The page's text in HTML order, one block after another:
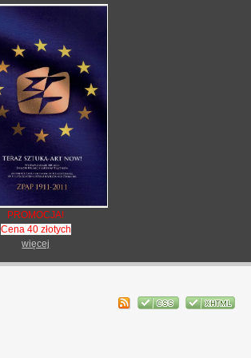
PROMOCJA!
Cena 40 złotych
więcej